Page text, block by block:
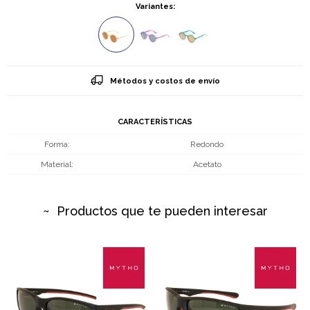
Variantes:
Métodos y costos de envío
CARACTERÍSTICAS
Forma Redondo
Material Acetato
Productos que te pueden interesar